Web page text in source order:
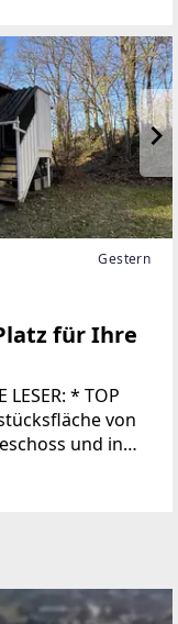
Gestern
Platz für Ihre
* TOP